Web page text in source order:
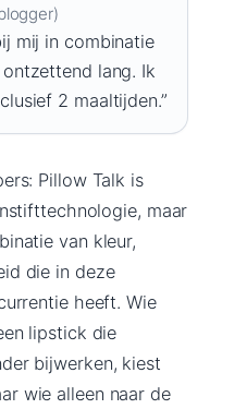
mij in combinatie
lang. Ik
2 maaltijden.”
Pillow Talk is
maar
van kleur,
die in deze
heeft. Wie
lipstick die
bijwerken, kiest
wie alleen naar de